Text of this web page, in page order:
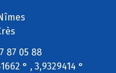
87 05 88
° , 3,9329414 °